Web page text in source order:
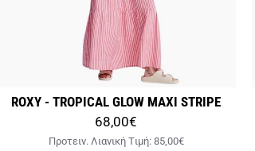
ROXY - TROPICAL GLOW MAXI STRIPE
68,00€
Προτειν. Λιανική Tιμή: 85,00€